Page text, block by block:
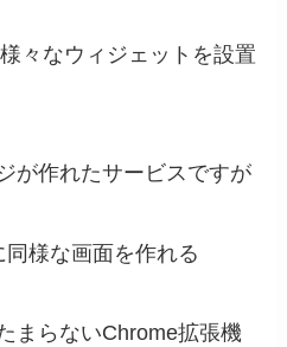
々なウィジェットを設置
が作れたサービスですが
様な画面を作れる
まらないChrome拡張機